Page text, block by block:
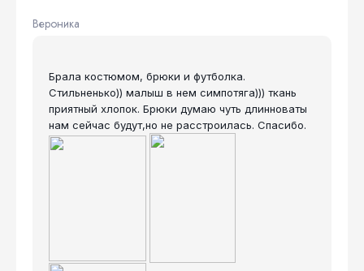
Вероника
Брала костюмом, брюки и футболка.
Стильненько)) малыш в нем симпотяга))) ткань
приятный хлопок. Брюки думаю чуть длинноваты
нам сейчас будут,но не расстроилась. Спасибо.